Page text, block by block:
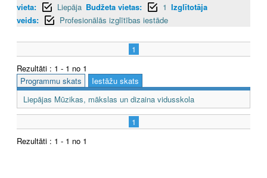
vieta:
Liepāja Budžeta vietas: 1 Izglītotāja
veids:
Profesionālās izglītības iestāde
1
Rezultāti : 1 - 1 no 1
Programmu skats
Iestāžu skats
Liepājas Mūzikas, mākslas un dizaina vidusskola
1
Rezultāti : 1 - 1 no 1